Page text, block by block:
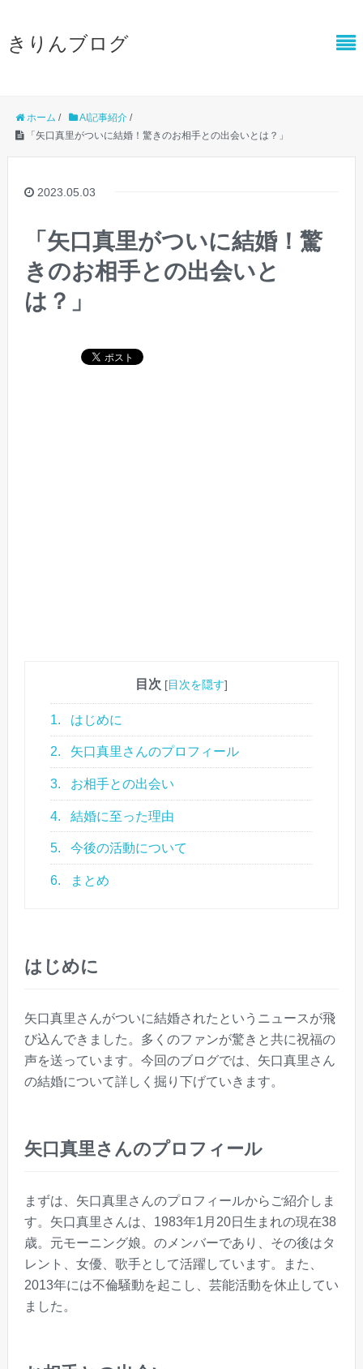
きりんブログ
ホーム / AI記事紹介/
「矢口真里がついに結婚！驚きのお相手との出会いとは？」
2023.05.03
「矢口真里がついに結婚！驚
きのお相手との出会いと
は？」
目次 [目次を隠す]
1. はじめに
2. 矢口真里さんのプロフィール
3. お相手との出会い
4. 結婚に至った理由
5. 今後の活動について
6. まとめ
はじめに
矢口真里さんがついに結婚されたというニュースが飛
び込んできました。多くのファンが驚きと共に祝福の
声を送っています。今回のブログでは、矢口真里さん
の結婚について詳しく掘り下げていきます。
矢口真里さんのプロフィール
まずは、矢口真里さんのプロフィールからご紹介しま
す。矢口真里さんは、1983年1月20日生まれの現在38
歳。元モーニング娘。のメンバーであり、その後はタ
レント、女優、歌手として活躍しています。また、
2013年には不倫騒動を起こし、芸能活動を休止してい
ました。